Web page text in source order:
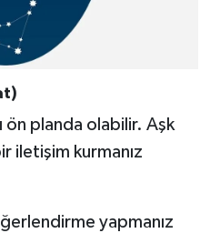
ön planda olabilir. Aşk
iletişim kurmanız
yapmanız